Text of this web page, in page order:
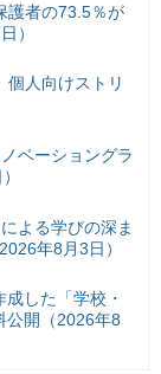
護者の73.5％が
）
個人向けストリ
ベーショングラ
よる学びの深ま
年8月3日）
した「学校・
公開（2026年8